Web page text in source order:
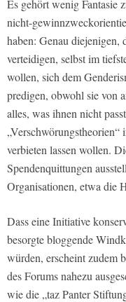
Es gehört wenig Fantasie
nicht-
haben: Genau
verteidigen, selbst im
wollen, sich dem
predigen, obwohl sie von
alles, was ihnen nicht
verbieten lassen wollen.
Spendenquittungen
Organisationen, etwa die
Dass eine Initiative
besorgte bloggende
würden, erscheint zudem
des Forums nahezu
wie die „taz Panter